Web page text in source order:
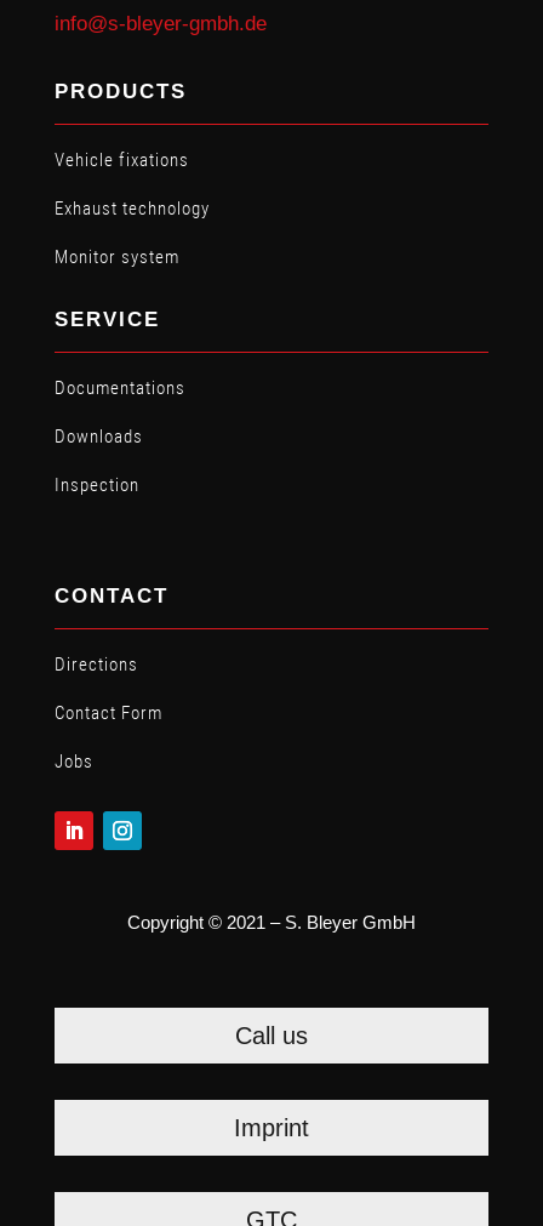
info@s-bleyer-gmbh.de
PRODUCTS
Vehicle fixations
Exhaust technology
Monitor system
SERVICE
Documentations
Downloads
Inspection
CONTACT
Directions
Contact Form
Jobs
Copyright © 2021 – S. Bleyer GmbH
Call us
Imprint
GTC